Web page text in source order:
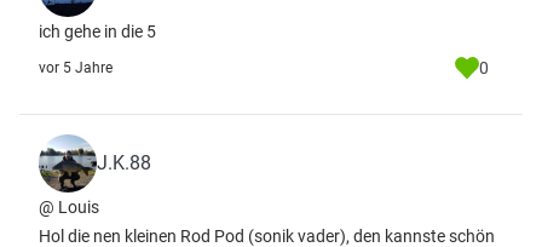
ich gehe in die 5
vor 5 Jahre 0
J.K.88
@ Louis
Hol die nen kleinen Rod Pod (sonik vader), den kannste schön